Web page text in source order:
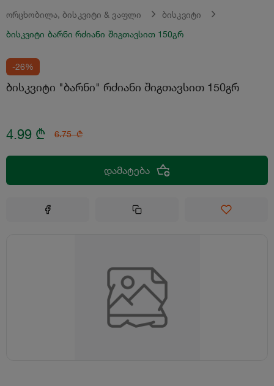
ორცხობილა, ბისკვიტი & ვაფლი
ბისკვიტი
ბისკვიტი ბარნი რძიანი შიგთავსით 150გრ
-26%
ბისკვიტი "ბარნი" რძიანი შიგთავსით 150გრ
4.99 ₾ 6.75 ₾
დამატება